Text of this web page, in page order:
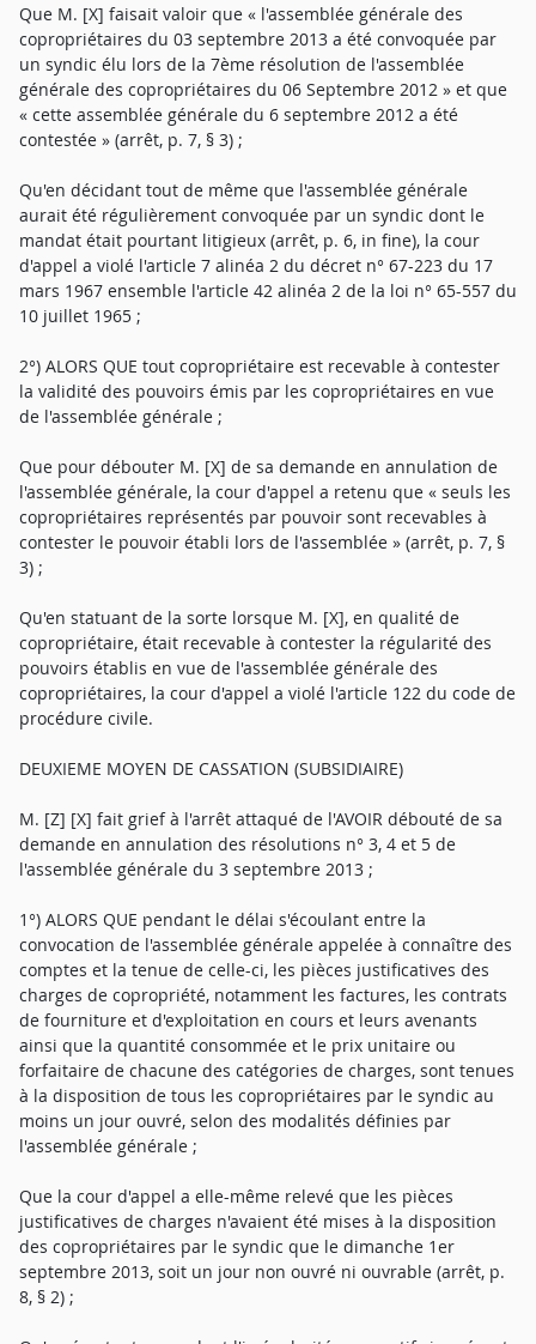
Que M. [X] faisait valoir que « l'assemblée générale des
copropriétaires du 03 septembre 2013 a été convoquée par
un syndic élu lors de la 7ème résolution de l'assemblée
générale des copropriétaires du 06 Septembre 2012 » et que
« cette assemblée générale du 6 septembre 2012 a été
contestée » (arrêt, p. 7, § 3) ;
Qu'en décidant tout de même que l'assemblée générale
aurait été régulièrement convoquée par un syndic dont le
mandat était pourtant litigieux (arrêt, p. 6, in fine), la cour
d'appel a violé l'article 7 alinéa 2 du décret n° 67-223 du 17
mars 1967 ensemble l'article 42 alinéa 2 de la loi n° 65-557 du
10 juillet 1965 ;
2°) ALORS QUE tout copropriétaire est recevable à contester
la validité des pouvoirs émis par les copropriétaires en vue
de l'assemblée générale ;
Que pour débouter M. [X] de sa demande en annulation de
l'assemblée générale, la cour d'appel a retenu que « seuls les
copropriétaires représentés par pouvoir sont recevables à
contester le pouvoir établi lors de l'assemblée » (arrêt, p. 7, §
3) ;
Qu'en statuant de la sorte lorsque M. [X], en qualité de
copropriétaire, était recevable à contester la régularité des
pouvoirs établis en vue de l'assemblée générale des
copropriétaires, la cour d'appel a violé l'article 122 du code de
procédure civile.
DEUXIEME MOYEN DE CASSATION (SUBSIDIAIRE)
M. [Z] [X] fait grief à l'arrêt attaqué de l'AVOIR débouté de sa
demande en annulation des résolutions n° 3, 4 et 5 de
l'assemblée générale du 3 septembre 2013 ;
1°) ALORS QUE pendant le délai s'écoulant entre la
convocation de l'assemblée générale appelée à connaître des
comptes et la tenue de celle-ci, les pièces justificatives des
charges de copropriété, notamment les factures, les contrats
de fourniture et d'exploitation en cours et leurs avenants
ainsi que la quantité consommée et le prix unitaire ou
forfaitaire de chacune des catégories de charges, sont tenues
à la disposition de tous les copropriétaires par le syndic au
moins un jour ouvré, selon des modalités définies par
l'assemblée générale ;
Que la cour d'appel a elle-même relevé que les pièces
justificatives de charges n'avaient été mises à la disposition
des copropriétaires par le syndic que le dimanche 1er
septembre 2013, soit un jour non ouvré ni ouvrable (arrêt, p.
8, § 2) ;